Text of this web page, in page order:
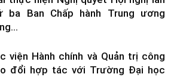
ba Ban Chấp hành Trung ương
viện Hành chính và Quản trị công
đổi hợp tác với Trường Đại học